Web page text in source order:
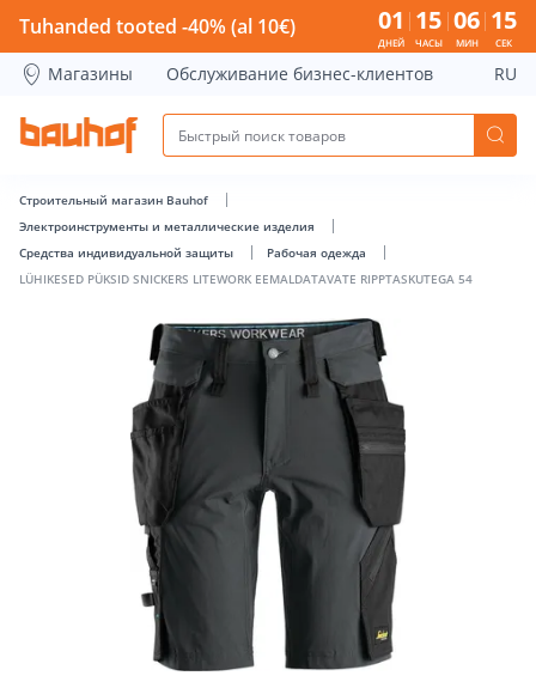
LÜHIKESED PÜKSID SNICKERS LITEWORK
Tuhanded tooted -40% (al 10€) 01
ДНЕЙ
15
ЧАСЫ
06
МИН
15
СЕК
Магазины Обслуживание бизнес-клиентов RU
Строительный магазин Bauhof
Электроинструменты и металлические изделия
Средства индивидуальной защиты
Рабочая одежда
LÜHIKESED PÜKSID SNICKERS LITEWORK EEMALDATAVATE RIPPTASKUTEGA 54